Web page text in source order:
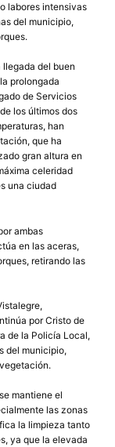
labores intensivas
del municipio,
del buen
prolongada
de Servicios
los últimos dos
han
que ha
gran altura en
celeridad
una ciudad
ambas
en las aceras,
retirando las
por Cristo de
de la Policía Local,
del municipio,
mantiene el
las zonas
la limpieza tanto
ya que la elevada